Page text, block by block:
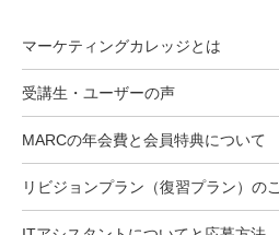
マーケティングカレッジとは
受講生・ユーザーの声
MARCの年会費と会員特典について
リビジョンプラン（復習プラン）の